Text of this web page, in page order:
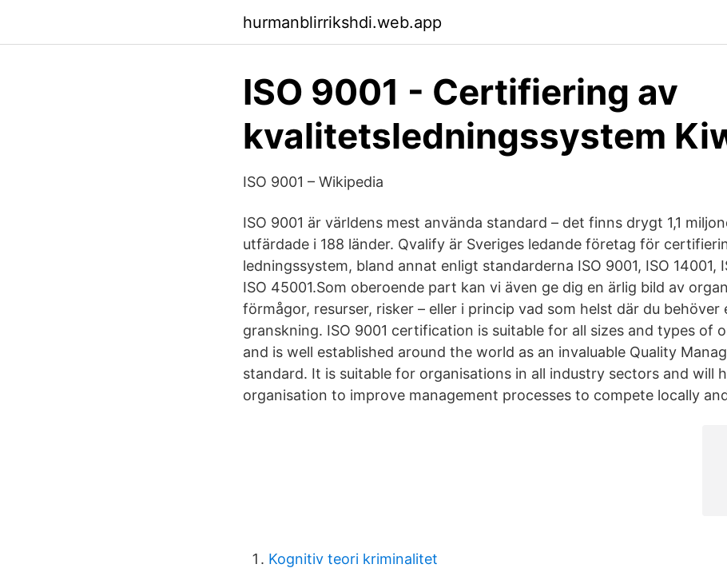
hurmanblirrikshdi.web.app
ISO 9001 - Certifiering av
kvalitetsledningssystem
ISO 9001 – Wikipedia
ISO 9001 är världens mest använda standard – det finns drygt 1,1
utfärdade i 188 länder. Qvalify är Sveriges ledande företag för
ledningssystem, bland annat enligt standarderna ISO 9001, ISO 14001,
ISO 45001.Som oberoende part kan vi även ge dig en ärlig bild av
förmågor, resurser, risker – eller i princip vad som helst där du behöver
granskning. ISO 9001 certification is suitable for all sizes and types of
and is well established around the world as an invaluable Quality
standard. It is suitable for organisations in all industry sectors and will
organisation to improve management processes to compete locally
Kognitiv teori kriminalitet